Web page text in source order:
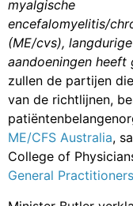
Minister Butler
mensen met ME/
campagne om
tegenover, eerlijk
minachting… De
klinische richtlijnen
voorzien van betere
De aankondiging in
neurologische